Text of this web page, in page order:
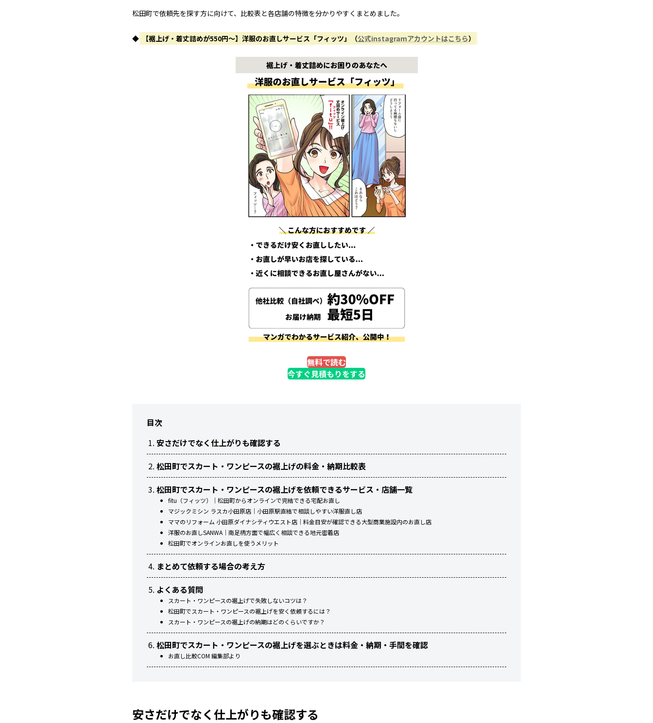
松田町で依頼先を探す方に向けて、比較表と各店舗の特徴を分かりやすくまとめました。
◆ 【裾上げ・着丈詰めが550円〜】洋服のお直しサービス「フィッツ」（公式instagramアカウントはこちら）
無料で読む
今すぐ見積もりをする
目次
安さだけでなく仕上がりも確認する
松田町でスカート・ワンピースの裾上げの料金・納期比較表
松田町でスカート・ワンピースの裾上げを依頼できるサービス・店舗一覧
fitu（フィッツ）｜松田町からオンラインで完結できる宅配お直し
マジックミシン ラスカ小田原店｜小田原駅直結で相談しやすい洋服直し店
ママのリフォーム 小田原ダイナシティウエスト店｜料金目安が確認できる大型商業施設内のお直し店
洋服のお直しSANWA｜南足柄方面で幅広く相談できる地元密着店
松田町でオンラインお直しを使うメリット
まとめて依頼する場合の考え方
よくある質問
スカート・ワンピースの裾上げで失敗しないコツは？
松田町でスカート・ワンピースの裾上げを安く依頼するには？
スカート・ワンピースの裾上げの納期はどのくらいですか？
松田町でスカート・ワンピースの裾上げを選ぶときは料金・納期・手間を確認
お直し比較COM 編集部より
安さだけでなく仕上がりも確認する